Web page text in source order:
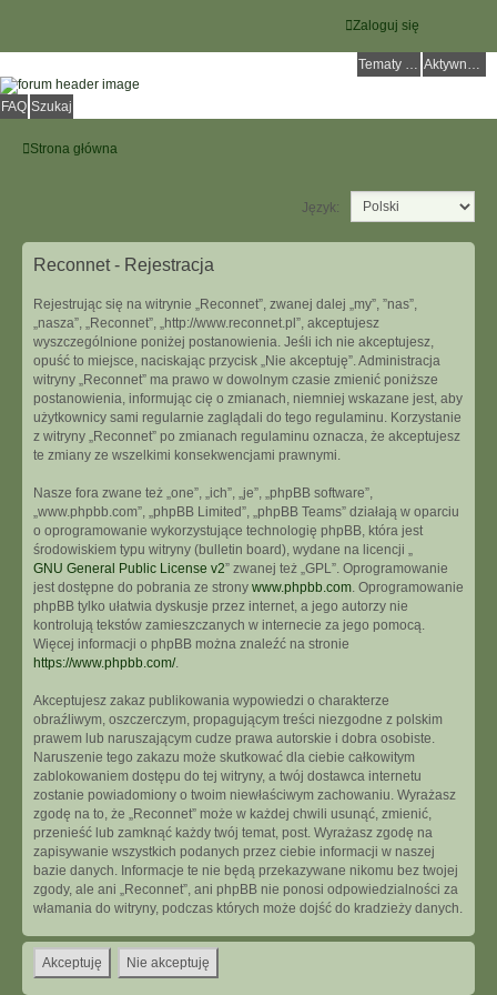
Zaloguj się
Tematy bez odpowiedzi Aktywne tematy
FAQ Szukaj
Strona główna
Język:
Reconnet - Rejestracja
Rejestrując się na witrynie „Reconnet”, zwanej dalej „my”, ”nas”,
„nasza”, „Reconnet”, „http://www.reconnet.pl”, akceptujesz
wyszczególnione poniżej postanowienia. Jeśli ich nie akceptujesz,
opuść to miejsce, naciskając przycisk „Nie akceptuję”. Administracja
witryny „Reconnet” ma prawo w dowolnym czasie zmienić poniższe
postanowienia, informując cię o zmianach, niemniej wskazane jest, aby
użytkownicy sami regularnie zaglądali do tego regulaminu. Korzystanie
z witryny „Reconnet” po zmianach regulaminu oznacza, że akceptujesz
te zmiany ze wszelkimi konsekwencjami prawnymi.
Nasze fora zwane też „one”, „ich”, „je”, „phpBB software”,
„www.phpbb.com”, „phpBB Limited”, „phpBB Teams” działają w oparciu
o oprogramowanie wykorzystujące technologię phpBB, która jest
środowiskiem typu witryny (bulletin board), wydane na licencji „
GNU General Public License v2” zwanej też „GPL”. Oprogramowanie
jest dostępne do pobrania ze strony www.phpbb.com. Oprogramowanie
phpBB tylko ułatwia dyskusje przez internet, a jego autorzy nie
kontrolują tekstów zamieszczanych w internecie za jego pomocą.
Więcej informacji o phpBB można znaleźć na stronie
https://www.phpbb.com/.
Akceptujesz zakaz publikowania wypowiedzi o charakterze
obraźliwym, oszczerczym, propagującym treści niezgodne z polskim
prawem lub naruszającym cudze prawa autorskie i dobra osobiste.
Naruszenie tego zakazu może skutkować dla ciebie całkowitym
zablokowaniem dostępu do tej witryny, a twój dostawca internetu
zostanie powiadomiony o twoim niewłaściwym zachowaniu. Wyrażasz
zgodę na to, że „Reconnet” może w każdej chwili usunąć, zmienić,
przenieść lub zamknąć każdy twój temat, post. Wyrażasz zgodę na
zapisywanie wszystkich podanych przez ciebie informacji w naszej
bazie danych. Informacje te nie będą przekazywane nikomu bez twojej
zgody, ale ani „Reconnet”, ani phpBB nie ponosi odpowiedzialności za
włamania do witryny, podczas których może dojść do kradzieży danych.